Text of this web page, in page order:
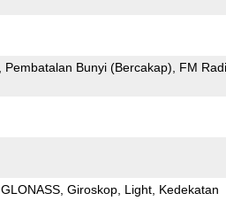
Pembatalan Bunyi (Bercakap) FM
GLONASS Giroskop Light Kedekatan